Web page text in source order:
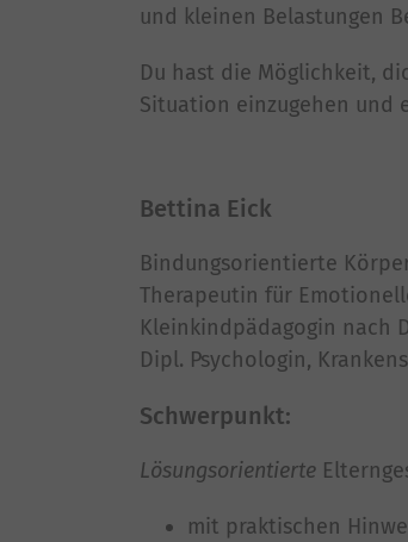
und kleinen Belastungen
Du hast die Möglichkeit,
Situation einzugehen und
Bettina Eick
Bindungsorientierte
Therapeutin für
Kleinkindpädagogin nach
Dipl. Psychologin,
Schwerpunkt:
Lösungsorientierte
mit praktischen